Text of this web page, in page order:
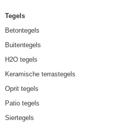
Tegels
Betontegels
Buitentegels
H2O tegels
Keramische terrastegels
Oprit tegels
Patio tegels
Siertegels